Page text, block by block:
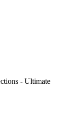
- Ultimate